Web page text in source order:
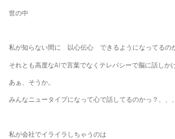
世の中
私が知らない間に 以心伝心 できるようになってるの
それとも高度なAIで言葉でなくテレパシーで脳に話しか
あぁ、そうか。
みんなニュータイプになって心で話してるのかっ？、、、
私が会社でイライラしちゃうのは